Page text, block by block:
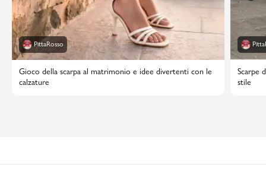
PittaRosso
Gioco della scarpa al matrimonio e idee divertenti con le
calzature
Scarpe
stile